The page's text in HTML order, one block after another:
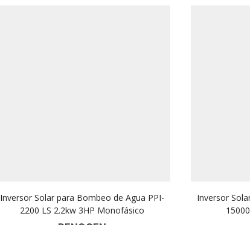
Inversor Solar para Bombeo de Agua PPI-
2200 LS 2.2kw 3HP Monofásico
Inversor